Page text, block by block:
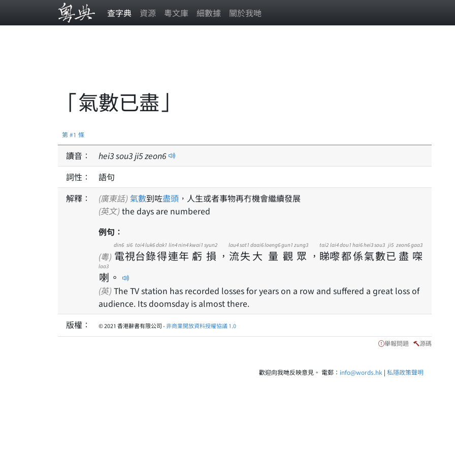
查字典 資源 粵文庫 細數據 關於我哋
「氣數已盡」
第 #1 條
讀音： hei3sou3ji5zeon6
詞性：
語句
解釋：
(廣東話) 氣數到咗盡頭 ，人生或者事物再冇機會繼續發展
(英文) the days are numbered
例句：
(粵) 電
din6
視
si6
台
toi4
錄
luk6
得
dak1
連
lin4
年
nin4
虧
kwai1
損
syun2
， 流
lau4
失
sat1
大
daai6
量
loeng6
觀
gun1
眾
zung3
， 睇
tai2
嚟
lai4
都
dou1
係
hai6
氣
hei3
數
sou3
已
ji5
盡
zeon6
㗎
gaa3
喇
laa3
。
(英) The TV station has recorded losses for years on a row and suffered a great loss of
audience. Its doomsday is almost there.
版權：
© 2021 香港辭書有限公司 -非商業開放資料授權協議 1.0
舉報問題 源碼
歡迎向我哋反映意見。 電郵： info@words.hk | 私隱政策聲明